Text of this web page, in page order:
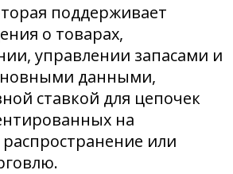
поддерживает
о товарах,
управлении запасами и
данными,
ставкой для цепочек
на
или